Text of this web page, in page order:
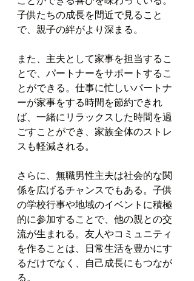
子供たちの成長を間近で見ること
で、親子の絆がより深まる。
また、主夫として家事を担当するこ
とで、パートナーをサポートするこ
とができる。仕事に忙しいパートナ
ーが家事をする時間を節約できれ
ば、一緒にリラックスした時間を過
ごすことができ、家族全体のストレ
スも軽減される。
さらに、無職男性主夫は社会的な関
係を広げるチャンスでもある。子供
の学校行事や地域のイベントに積極
的に参加することで、他の親との交
流が生まれる。友人やコミュニティ
を作ることは、日常生活を豊かにす
るだけでなく、自己成長にもつなが
る。